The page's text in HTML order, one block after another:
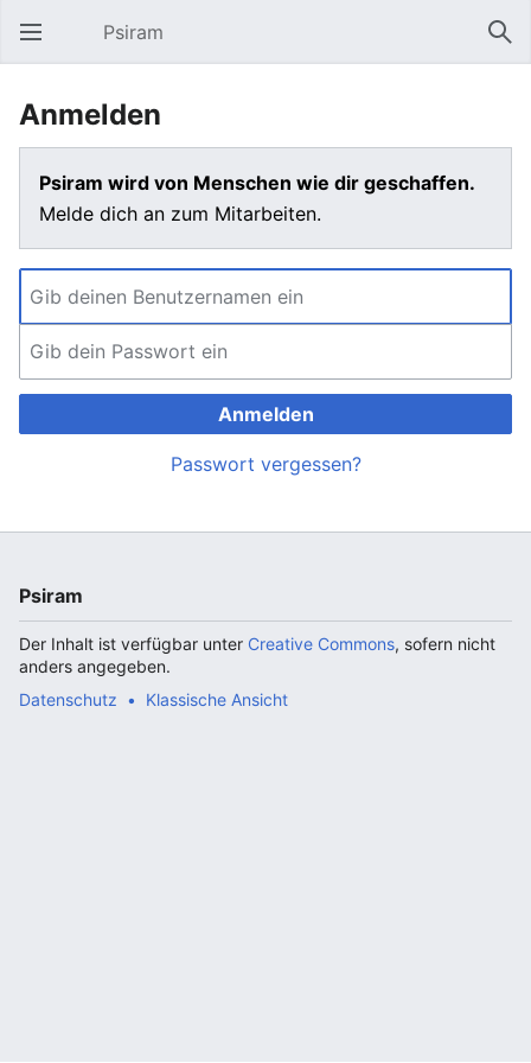
Hauptmenü öffnen Psiram
Anmelden
Psiram wird von Menschen wie dir geschaffen.
Melde dich an zum Mitarbeiten.
Anmelden
Passwort vergessen?
Psiram
Der Inhalt ist verfügbar unter Creative Commons, sofern nicht
anders angegeben.
Datenschutz
Klassische Ansicht